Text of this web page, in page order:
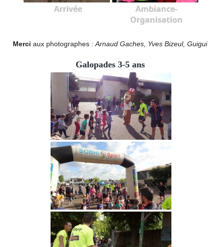
Arrivée
Ambiance-
Organisation
Merci aux photographes : Arnaud Gaches, Yves Bizeul, Guigui
Galopades 3-5 ans